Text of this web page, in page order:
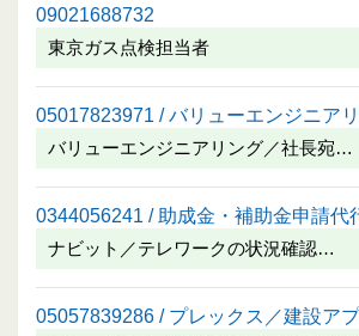
09021688732
東京ガス点検担当者
05017823971 / バリューエンジニア
バリューエンジニアリング／社長宛…
0344056241 / 助成金・補助金申請代
ナビット／テレワークの状況確認…
05057839286 / プレックス／建設ア